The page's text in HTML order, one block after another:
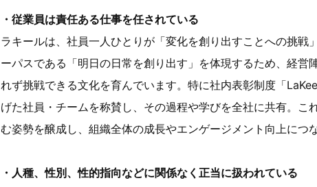
・従業員は責任ある仕事を任されている
ラキールは、社員一人ひとりが「変化を創り出すことへの挑
ーパスである「明日の日常を創り出す」を体現するため、経
れず挑戦できる文化を育んでいます。特に社内表彰制度「
げた社員・チームを称賛し、その過程や学びを全社に共有。こ
む姿勢を醸成し、組織全体の成長やエンゲージメント向上につ
・人種、性別、性的指向などに関係なく正当に扱われている